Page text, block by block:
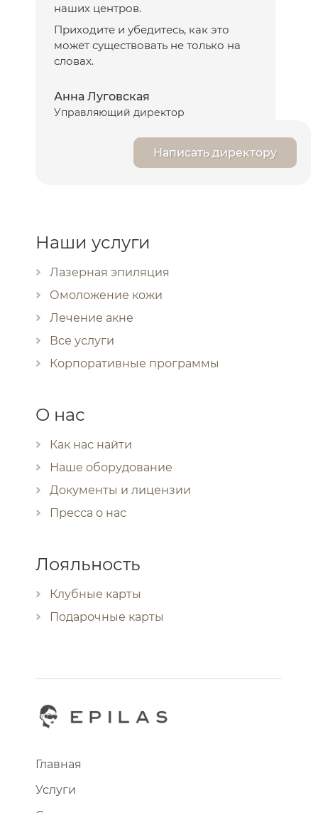
наших центров.
Приходите и убедитесь, как это
может существовать не только на
словах.
Анна Луговская
Управляющий директор
Написать директору
Наши услуги
Лазерная эпиляция
Омоложение кожи
Лечение акне
Все услуги
Корпоративные программы
О нас
Как нас найти
Наше оборудование
Документы и лицензии
Пресса о нас
Лояльность
Клубные карты
Подарочные карты
Главная
Услуги